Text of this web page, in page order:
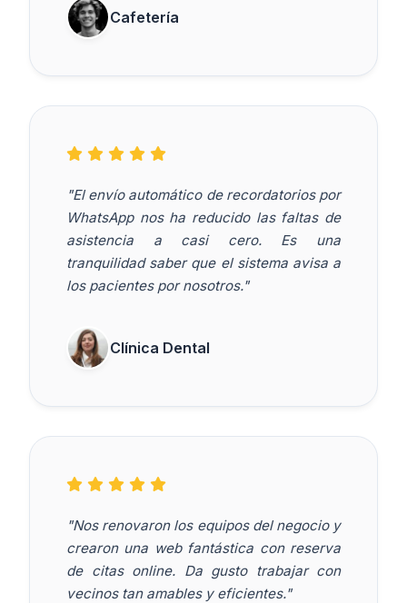
Cafetería
"El envío automático de recordatorios por
WhatsApp nos ha reducido las faltas de
asistencia a casi cero. Es una
tranquilidad saber que el sistema avisa a
los pacientes por nosotros."
Clínica Dental
"Nos renovaron los equipos del negocio y
crearon una web fantástica con reserva
de citas online. Da gusto trabajar con
vecinos tan amables y eficientes."